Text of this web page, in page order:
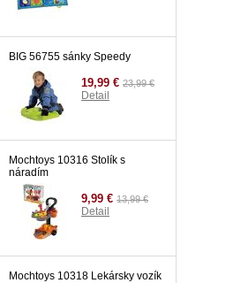
BIG 56755 sánky Speedy
19,99 € 23,99 €
Detail
Mochtoys 10316 Stolík s
náradím
9,99 € 13,99 €
Detail
Mochtoys 10318 Lekársky vozík